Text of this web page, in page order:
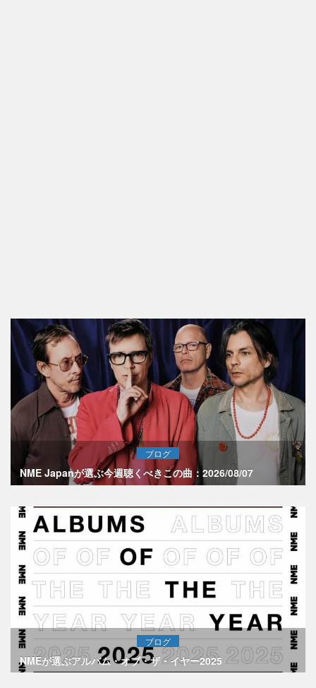
ブログ
NME Japanが選ぶ今週聴くべきこの曲：2026/08/07
ブログ
NMEが選ぶアルバム・オブ・ザ・イヤー2025